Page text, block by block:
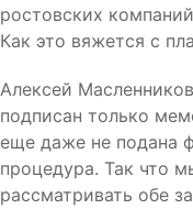
ростовских
Как это вяжется с
Алексей
подписан только
еще даже не подана
процедура. Так что
рассматривать обе